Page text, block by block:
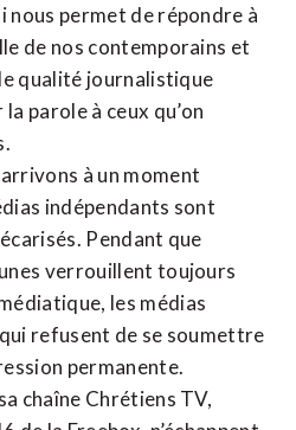
nous permet de répondre à
de nos contemporains et
qualité journalistique
parole à ceux qu’on
à un moment
indépendants sont
Pendant que
verrouillent toujours
les médias
refusent de se soumettre
permanente.
chaîne Chrétiens TV,